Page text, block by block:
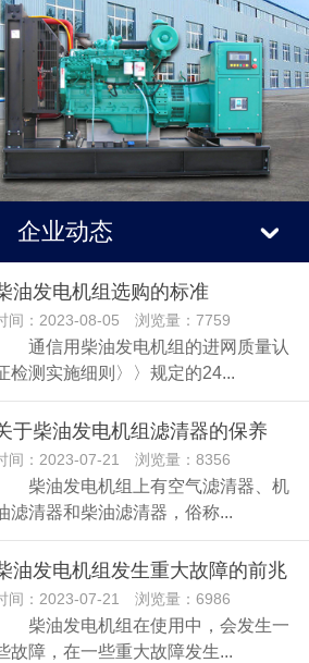
企业动态
油发电机组选购的标准
间：2023-08-05 浏览量：7759
通信用柴油发电机组的进网质量认
检测实施细则〉〉规定的24...
于柴油发电机组滤清器的保养
间：2023-07-21 浏览量：8356
柴油发电机组上有空气滤清器、机
滤清器和柴油滤清器，俗称...
油发电机组发生重大故障的前兆
间：2023-07-21 浏览量：6986
柴油发电机组在使用中，会发生一
故障，在一些重大故障发生...